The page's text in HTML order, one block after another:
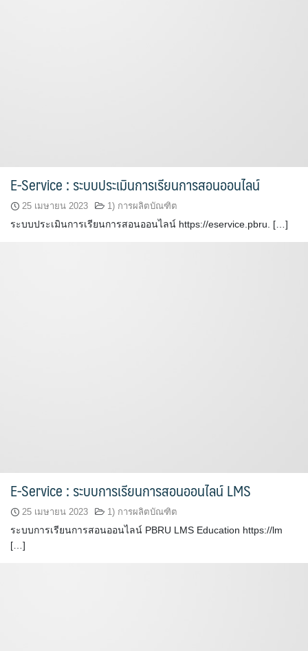
E-Service : ระบบประเมินการเรียนการสอนออนไลน์
25 เมษายน 2023 1) การผลิตบัณฑิต
ระบบประเมินการเรียนการสอนออนไลน์ https://eservice.pbru. […]
E-Service : ระบบการเรียนการสอนออนไลน์ LMS
25 เมษายน 2023 1) การผลิตบัณฑิต
ระบบการเรียนการสอนออนไลน์ PBRU LMS Education https://lm
[…]